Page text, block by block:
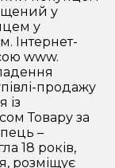
у
у
Інтернет-
www.
продажу
із
Товару за
–
18 років,
розміщує